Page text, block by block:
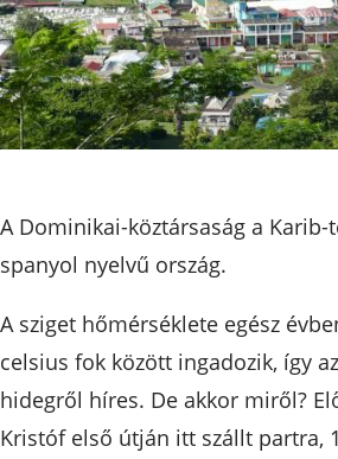
A Dominikai-köztársaság a
spanyol nyelvű ország.
A sziget hőmérséklete egész
celsius fok között ingadozik, így
hidegről híres. De akkor miről?
Kristóf első útján itt szállt partra,